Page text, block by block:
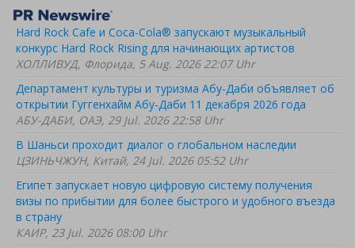
Hard Rock Cafe и Coca-Cola® запускают музыкальный
конкурс Hard Rock Rising для начинающих артистов
ХОЛЛИВУД, Флорида, 5 Aug. 2026 22:07 Uhr
Департамент культуры и туризма Абу-Даби объявляет об
открытии Гуггенхайм Абу-Даби 11 декабря 2026 года
АБУ-ДАБИ, ОАЭ, 29 Jul. 2026 22:58 Uhr
В Шаньси проходит диалог о глобальном наследии
ЦЗИНЬЧЖУН, Китай, 24 Jul. 2026 05:52 Uhr
Египет запускает новую цифровую систему получения
визы по прибытии для более быстрого и удобного въезда
в страну
КАИР, 23 Jul. 2026 08:00 Uhr